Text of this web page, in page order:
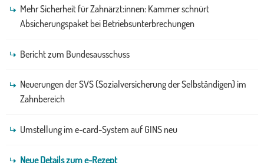
Mehr Sicherheit für Zahnärzt:innen: Kammer schnürt
Absicherungspaket bei Betriebsunterbrechungen
Bericht zum Bundesausschuss
Neuerungen der SVS (Sozialversicherung der Selbständigen) im
Zahnbereich
Umstellung im e-card-System auf GINS neu
Neue Details zum e-Rezept